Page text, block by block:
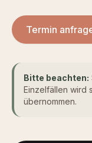
Termin
Bitte beachten:
Einzelfällen wird
übernommen.